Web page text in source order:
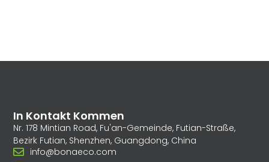
In Kontakt Kommen
Nr. 178 Mintian Road, Fu'an-Gemeinde, Futian-Straße,
Bezirk Futian, Shenzhen, Guangdong, China
info@bonaeco.com